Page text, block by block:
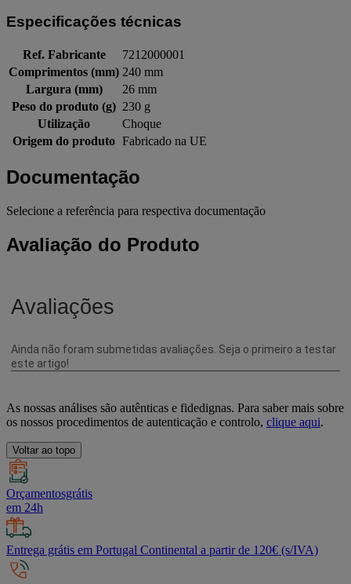
Especificações técnicas
Ref. Fabricante
7212000001
Comprimentos (mm) 240 mm
Largura (mm)
26 mm
Peso do produto (g) 230 g
Utilização
Choque
Origem do produto Fabricado na UE
Documentação
Selecione a referência para respectiva documentação
Avaliação do Produto
As nossas análises são autênticas e fidedignas. Para saber mais sobre
os nossos procedimentos de autenticação e controlo, clique aqui.
Voltar ao topo
Orçamentosgrátis
em 24h
Entrega grátis em Portugal Continental a partir de 120€ (s/IVA)